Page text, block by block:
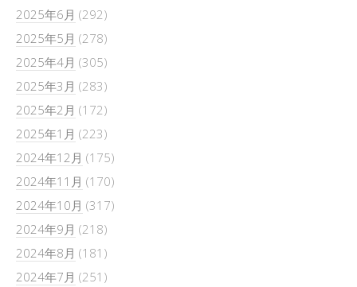
2025年6月 (292)
2025年5月 (278)
2025年4月 (305)
2025年3月 (283)
2025年2月 (172)
2025年1月 (223)
2024年12月 (175)
2024年11月 (170)
2024年10月 (317)
2024年9月 (218)
2024年8月 (181)
2024年7月 (251)